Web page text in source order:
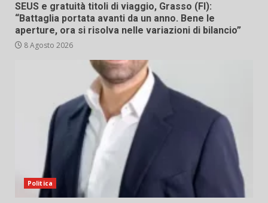
SEUS e gratuità titoli di viaggio, Grasso (FI):
“Battaglia portata avanti da un anno. Bene le
aperture, ora si risolva nelle variazioni di bilancio”
8 Agosto 2026
Politica